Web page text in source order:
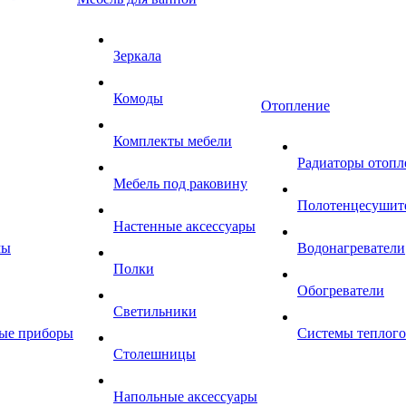
приборы
Зеркала
Комоды
Комплекты мебели
Мебель под раковину
Настенные аксессуары
Полки
Светильники
Столешницы
Напольные аксессуары
Отопление
Радиаторы
Водонагреватели
Обогреватели
Системы